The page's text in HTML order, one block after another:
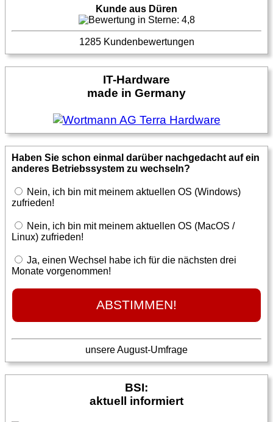
Kunde aus Düren
1285 Kundenbewertungen
IT-Hardware
made in Germany
Haben Sie schon einmal darüber nachgedacht auf ein
anderes Betriebssystem zu wechseln?
Nein, ich bin mit meinem aktuellen OS (Windows)
zufrieden!
Nein, ich bin mit meinem aktuellen OS (MacOS /
Linux) zufrieden!
Ja, einen Wechsel habe ich für die nächsten drei
Monate vorgenommen!
unsere August-Umfrage
BSI:
aktuell informiert